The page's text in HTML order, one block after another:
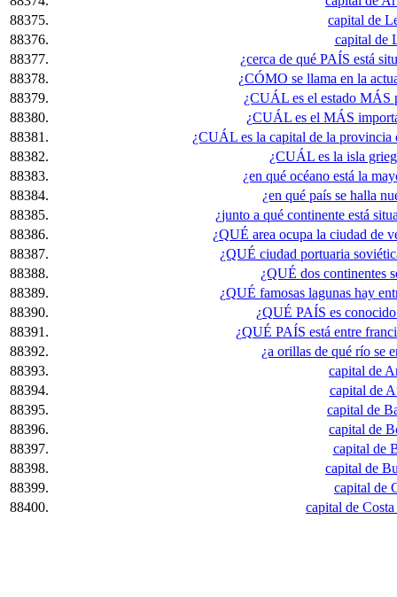
88375.
capital de
88376.
capital de
88377.
¿cerca de qué PAÍS está
88378.
¿CÓMO se llama en la
88379.
¿CUÁL es el estado MÁS
88380.
¿CUÁL es el MÁS
88381.
¿CUÁL es la capital de la provincia
88382.
¿CUÁL es la isla
88383.
¿en qué océano está la
88384.
¿en qué país se halla
88385.
¿junto a qué continente está
88386.
¿QUÉ area ocupa la ciudad de
88387.
¿QUÉ ciudad portuaria
88388.
¿QUÉ dos continentes
88389.
¿QUÉ famosas lagunas hay
88390.
¿QUÉ PAÍS es
88391.
¿QUÉ PAÍS está entre
88392.
¿a orillas de qué río se
88393.
capital de
88394.
capital de
88395.
capital de
88396.
capital de
88397.
capital de
88398.
capital de
88399.
capital de
88400.
capital de